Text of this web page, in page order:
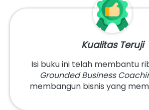
Kualitas Teruji
Grounded Business
membangun bisnis yang